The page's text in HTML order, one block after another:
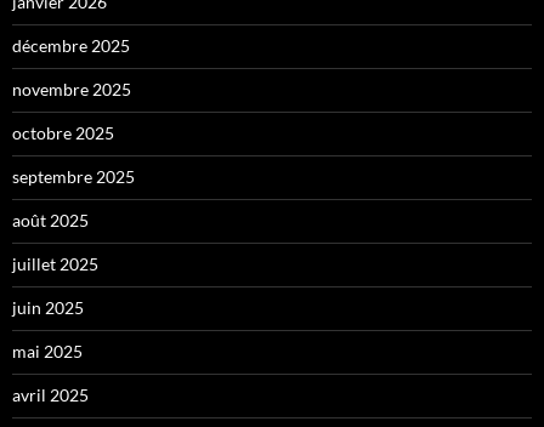
décembre 2025
novembre 2025
octobre 2025
septembre 2025
août 2025
juillet 2025
juin 2025
mai 2025
avril 2025